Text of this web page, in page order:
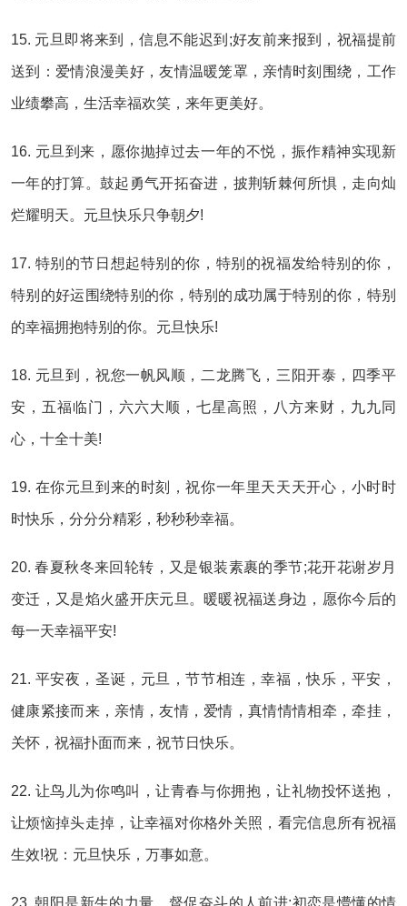
15. 元旦即将来到，信息不能迟到;好友前来报到，祝福提前
送到：爱情浪漫美好，友情温暖笼罩，亲情时刻围绕，工作
业绩攀高，生活幸福欢笑，来年更美好。
16. 元旦到来，愿你抛掉过去一年的不悦，振作精神实现新
一年的打算。鼓起勇气开拓奋进，披荆斩棘何所惧，走向灿
烂耀明天。元旦快乐只争朝夕!
17. 特别的节日想起特别的你，特别的祝福发给特别的你，
特别的好运围绕特别的你，特别的成功属于特别的你，特别
的幸福拥抱特别的你。元旦快乐!
18. 元旦到，祝您一帆风顺，二龙腾飞，三阳开泰，四季平
安，五福临门，六六大顺，七星高照，八方来财，九九同
心，十全十美!
19. 在你元旦到来的时刻，祝你一年里天天天开心，小时时
时快乐，分分分精彩，秒秒秒幸福。
20. 春夏秋冬来回轮转，又是银装素裹的季节;花开花谢岁月
变迁，又是焰火盛开庆元旦。暖暖祝福送身边，愿你今后的
每一天幸福平安!
21. 平安夜，圣诞，元旦，节节相连，幸福，快乐，平安，
健康紧接而来，亲情，友情，爱情，真情情情相牵，牵挂，
关怀，祝福扑面而来，祝节日快乐。
22. 让鸟儿为你鸣叫，让青春与你拥抱，让礼物投怀送抱，
让烦恼掉头走掉，让幸福对你格外关照，看完信息所有祝福
生效!祝：元旦快乐，万事如意。
23. 朝阳是新生的力量，督促奋斗的人前进;初恋是懵懂的情